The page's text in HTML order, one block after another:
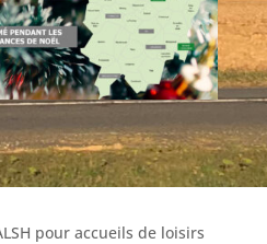
pour accueils de loisirs